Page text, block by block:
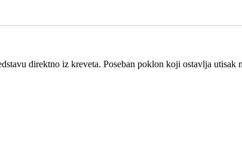
direktno iz kreveta. Poseban poklon koji ostavlja utisak